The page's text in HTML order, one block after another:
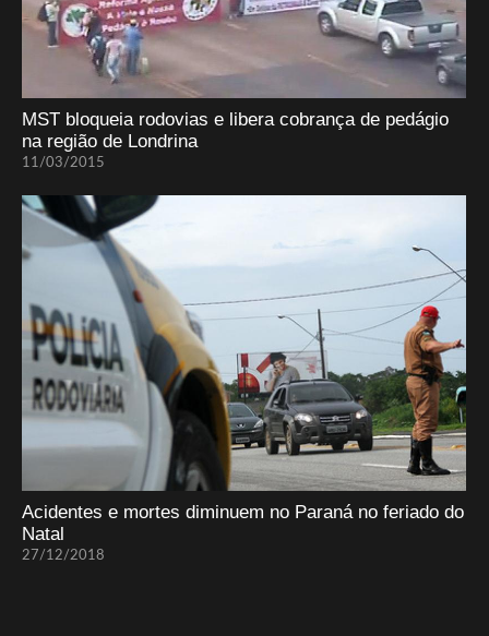
MST bloqueia rodovias e libera cobrança de pedágio
na região de Londrina
11/03/2015
Acidentes e mortes diminuem no Paraná no feriado do
Natal
27/12/2018